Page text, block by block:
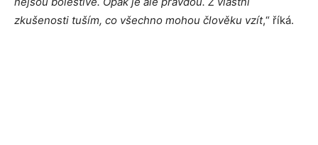
zkušenosti tuším, co všechno mohou člověku vzít,“ říká.